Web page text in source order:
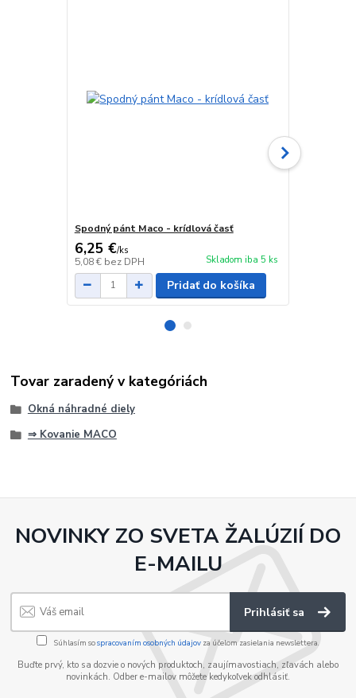
Spodný pánt Maco - krídlová časť
6,25 €/ks
5,08 € bez DPH Skladom iba 5 ks
Pridať do košíka
Tovar zaradený v kategóriách
Okná náhradné diely
⇒ Kovanie MACO
NOVINKY ZO SVETA ŽALÚZIÍ DO
E-MAILU
Prihlásiť sa
Súhlasím sospracovaním osobných údajov za účelom zasielania newslettera.
Buďte prvý, kto sa dozvie o nových produktoch, zaujímavostiach, zľavách alebo
novinkách. Odber e-mailov môžete kedykoľvek odhlásiť.